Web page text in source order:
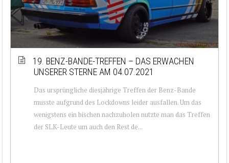
19. BENZ-BANDE-TREFFEN – DAS ERWACHEN
UNSERER STERNE AM 04.07.2021
Das ursprüngliche diesjährige Treffen der Benz-Bande
musste aufgrund des Lockdowns leider ausfallen. Um das
wenigstens ein bischen nachzuholen nutzte man das Treffen
der SLK-Leute um auch den Rest de...